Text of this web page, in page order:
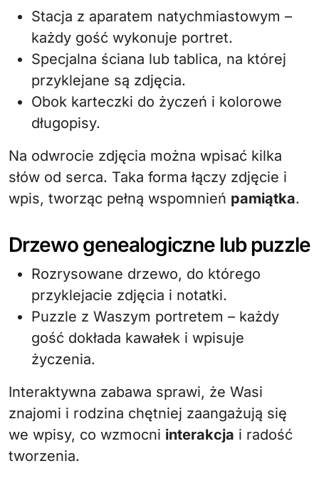
Stacja z aparatem natychmiastowym –
każdy gość wykonuje portret.
Specjalna ściana lub tablica, na której
przyklejane są zdjęcia.
Obok karteczki do życzeń i kolorowe
długopisy.
Na odwrocie zdjęcia można wpisać kilka
słów od serca. Taka forma łączy zdjęcie i
wpis, tworząc pełną wspomnień pamiątka.
Drzewo genealogiczne lub puzzle
Rozrysowane drzewo, do którego
przyklejacie zdjęcia i notatki.
Puzzle z Waszym portretem – każdy
gość dokłada kawałek i wpisuje
życzenia.
Interaktywna zabawa sprawi, że Wasi
znajomi i rodzina chętniej zaangażują się
we wpisy, co wzmocni interakcja i radość
tworzenia.